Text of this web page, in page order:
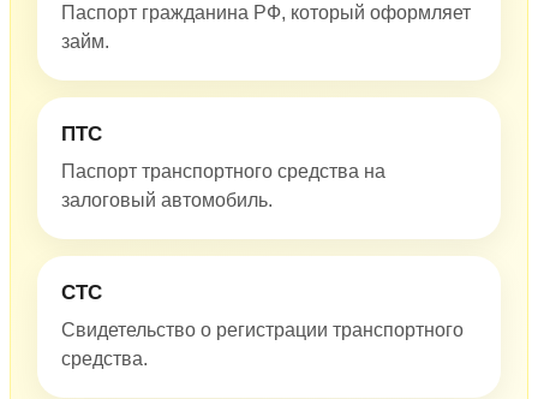
Паспорт гражданина РФ, который оформляет
займ.
ПТС
Паспорт транспортного средства на
залоговый автомобиль.
СТС
Свидетельство о регистрации транспортного
средства.